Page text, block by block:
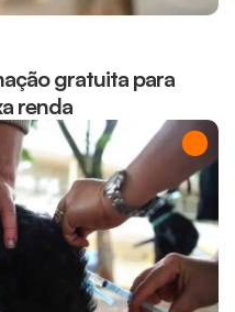
gratuita para
renda